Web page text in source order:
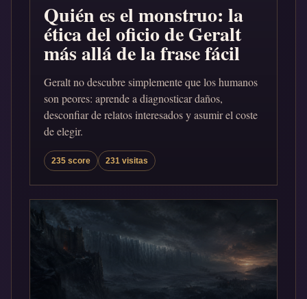
Quién es el monstruo: la
ética del oficio de Geralt
más allá de la frase fácil
Geralt no descubre simplemente que los humanos
son peores: aprende a diagnosticar daños,
desconfiar de relatos interesados y asumir el coste
de elegir.
235 score 231 visitas